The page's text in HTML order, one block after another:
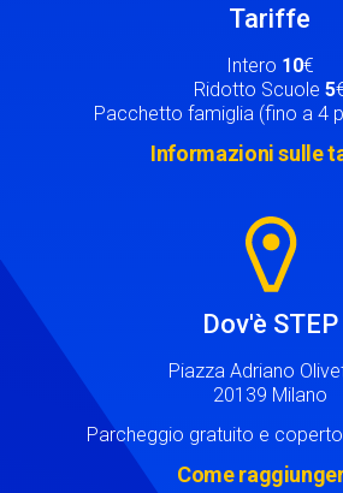
Tariffe
Intero 10€
Ridotto Scuole 5
Pacchetto famiglia (fino a 4
Informazioni sulle
Dov'è STEP
Piazza Adriano
20139 Milano
Parcheggio gratuito e
Come